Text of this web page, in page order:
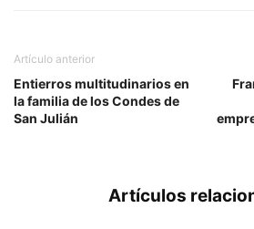
Artículo anterior
Entierros multitudinarios en
la familia de los Condes de
San Julián
Artículos